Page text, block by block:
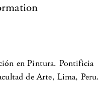
en Pintura. Pontificia
de Arte, Lima, Peru.